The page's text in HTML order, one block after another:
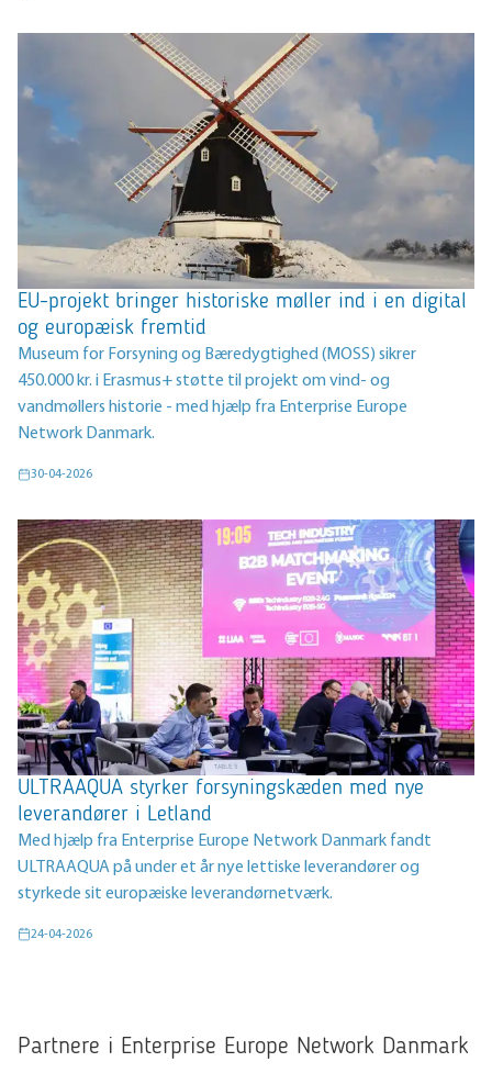
EU-projekt bringer historiske møller ind i en digital
og europæisk fremtid
Museum for Forsyning og Bæredygtighed (MOSS) sikrer
450.000 kr. i Erasmus+ støtte til projekt om vind- og
vandmøllers historie - med hjælp fra Enterprise Europe
Network Danmark.
30-04-2026
ULTRAAQUA styrker forsyningskæden med nye
leverandører i Letland
Med hjælp fra Enterprise Europe Network Danmark fandt
ULTRAAQUA på under et år nye lettiske leverandører og
styrkede sit europæiske leverandørnetværk.
24-04-2026
Partnere i Enterprise Europe Network Danmark